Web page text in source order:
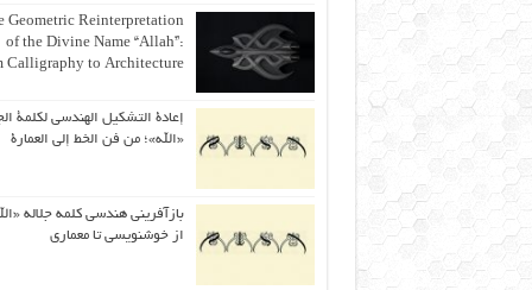
Geometric Reinterpretation
of the Divine Name “Allah”:
Calligraphy to Architecture
إعادة التشكيل الهندسي لكلمة
«الله»؛ من فن الخط إلى العمارة
بازآفرینی هندسی کلمه جلاله
از خوشنویسی تا معماری